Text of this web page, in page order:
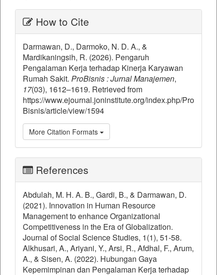
How to Cite
Darmawan, D., Darmoko, N. D. A., &
Mardikaningsih, R. (2026). Pengaruh
Pengalaman Kerja terhadap Kinerja Karyawan
Rumah Sakit. ProBisnis : Jurnal Manajemen,
17(03), 1612–1619. Retrieved from
https://www.ejournal.joninstitute.org/index.php/Pro
Bisnis/article/view/1594
More Citation Formats
References
Abdulah, M. H. A. B., Gardi, B., & Darmawan, D.
(2021). Innovation in Human Resource
Management to enhance Organizational
Competitiveness in the Era of Globalization.
Journal of Social Science Studies, 1(1), 51-58.
Alkhusari, A., Ariyani, Y., Arsi, R., Afdhal, F., Arum,
A., & Sisen, A. (2022). Hubungan Gaya
Kepemimpinan dan Pengalaman Kerja terhadap